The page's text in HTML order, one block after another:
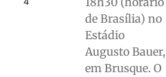
de Brasília) no
Estádio
Augusto Bauer,
em Brusque. O